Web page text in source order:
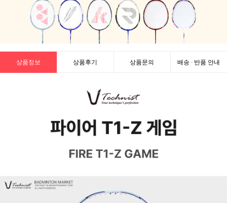
상품정보 상품후기 상품문의 배송 · 반품 안내